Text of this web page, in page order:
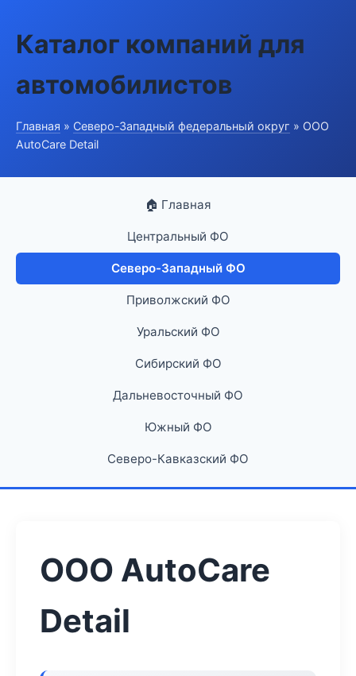
Каталог компаний для
автомобилистов
Главная » Северо-Западный федеральный округ » ООО
AutoCare Detail
🏠 Главная
Центральный ФО
Северо-Западный ФО
Приволжский ФО
Уральский ФО
Сибирский ФО
Дальневосточный ФО
Южный ФО
Северо-Кавказский ФО
ООО AutoCare
Detail